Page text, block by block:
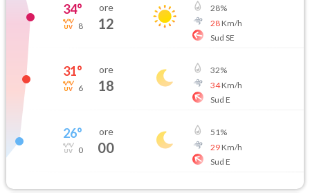
34°
8
ore
12
28%
28Km/h
Sud SE
31°
6
ore
18
32%
34Km/h
Sud E
26°
0
ore
00
51%
29Km/h
Sud E